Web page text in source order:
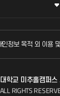
인정보 목적 외 이용
학교 미추홀캠퍼
ALL RIGHTS